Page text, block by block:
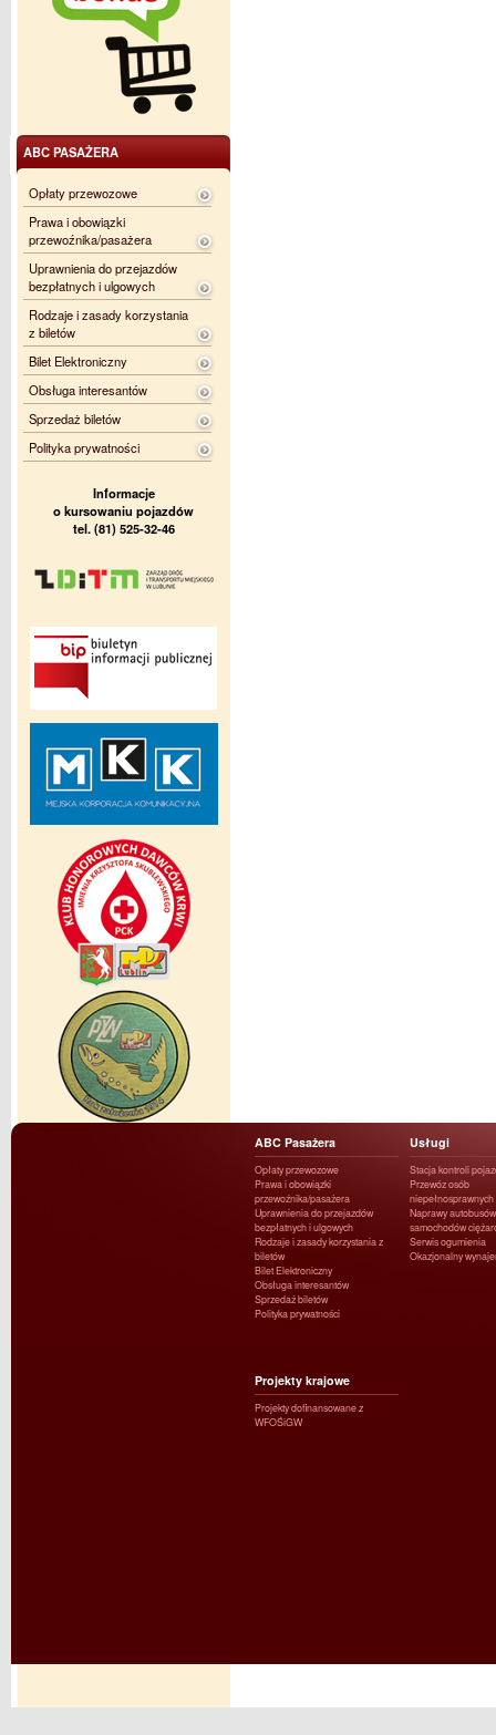
ABC PASAŻERA
Opłaty przewozowe
Prawa i obowiązki
przewoźnika/pasażera
Uprawnienia do przejazdów
bezpłatnych i ulgowych
Rodzaje i zasady korzystania
z biletów
Bilet Elektroniczny
Obsługa interesantów
Sprzedaż biletów
Polityka prywatności
Informacje
o kursowaniu pojazdów
tel. (81) 525-32-46
ABC Pasażera
Opłaty przewozowe
Prawa i obowiązki
przewoźnika/pasażera
Uprawnienia do przejazdów
bezpłatnych i ulgowych
Rodzaje i zasady korzystania z
biletów
Bilet Elektroniczny
Obsługa interesantów
Sprzedaż biletów
Polityka prywatności
Usługi
Stacja kontroli
Przewóz osób
niepełnosprawnych
Naprawy
samochodów
Serwis ogumienia
Okazjonalny
Projekty krajowe
Projekty dofinansowane z
WFOŚiGW